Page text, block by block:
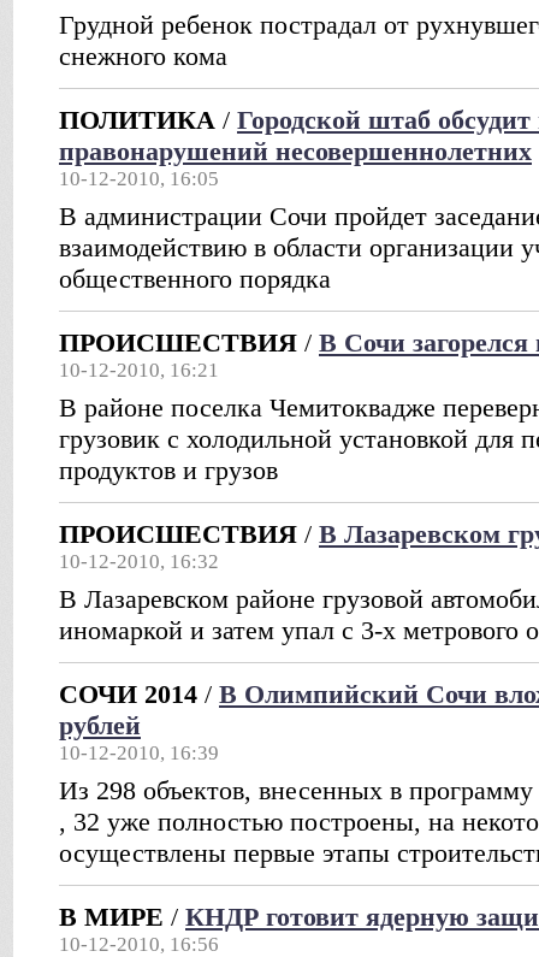
Грудной ребенок пострадал от
снежного кома
ПОЛИТИКА / Городской штаб
правонарушений несовершеннолетних
10-12-2010, 16:05
В администрации Сочи пройдет
взаимодействию в области организации
общественного порядка
ПРОИСШЕСТВИЯ / В Сочи загорелся
10-12-2010, 16:21
В районе поселка Чемитоквадже
грузовик с холодильной установкой для
продуктов и грузов
ПРОИСШЕСТВИЯ / В Лазаревском
10-12-2010, 16:32
В Лазаревском районе грузовой
иномаркой и затем упал с 3-х метрового
СОЧИ 2014 / В Олимпийский Сочи
рублей
10-12-2010, 16:39
Из 298 объектов, внесенных в программу
, 32 уже полностью построены, на
осуществлены первые этапы
В МИРЕ / КНДР готовит ядерную
10-12-2010, 16:56